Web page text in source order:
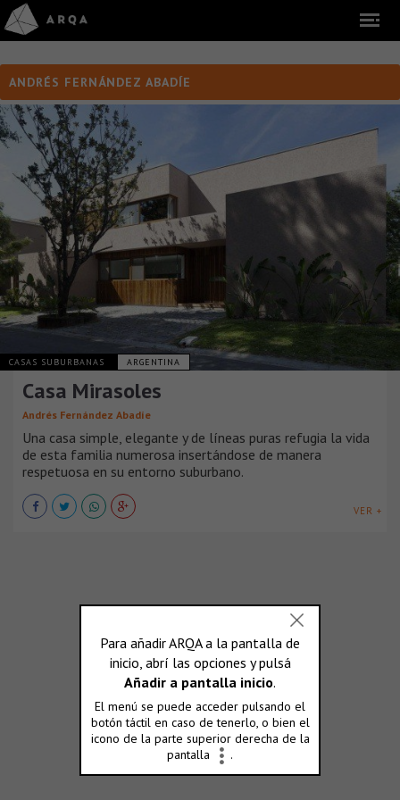
ANDRÉS FERNÁNDEZ ABADÍE
CASAS SUBURBANAS ARGENTINA
Casa Mirasoles
Andrés Fernández Abadíe
Una casa simple, elegante y de líneas puras refugia la vida
de esta familia numerosa insertándose de manera
respetuosa en su entorno suburbano.
VER +